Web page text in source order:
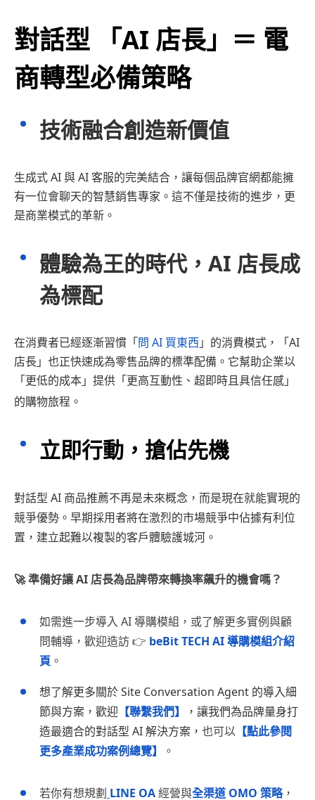
對話型 「AI 店長」＝ 電
商轉型必備策略
技術融合創造新價值
生成式 AI 與 AI 客服的完美結合，讓每個品牌官網都能擁
有一位會聊天的智慧銷售專家。這不僅是技術的進步，更
是商業模式的革新。
體驗為王的時代，AI 店長成
為標配
在消費者已經逐漸習慣「問 AI 買東西 」的消費模式，「AI
店長」也正快速成為零售品牌的標準配備。它幫助企業以
「更低的成本」提供「更高互動性、超即時且具信任感」
的購物旅程。
立即行動，搶佔先機
對話型 AI 商品推薦不再是未來概念，而是現在就能實現的
競爭優勢。早期採用者將在激烈的市場競爭中佔據有利位
置，建立起難以複製的客戶體驗護城河。
🚀 準備好讓 AI 店長為品牌帶來轉換率飆升的機會嗎？
如需進一步導入 AI 導購模組，或了解更多實例與顧
問輔導，歡迎造訪 👉 beBit TECH AI 導購模組介紹
頁 。
想了解更多關於 Site Conversation Agent 的導入細
節與方案，歡迎 【聯繫我們】
，讓我們為品牌量身打
造最適合的對話型 AI 解決方案 ， 也可以 【點此參閱
更多產業成功案例總覽】
。
若你有想規劃 LINE OA經營與全渠道 OMO 策略，